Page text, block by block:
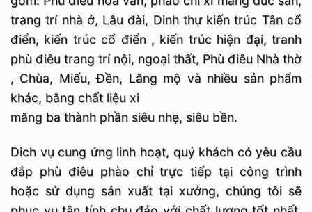
trang trí nhà ở, Lâu đài, Dinh thự kiến trúc Tân cổ
điển, kiến trúc cổ điển , kiến trúc hiện đại, tranh
phù điêu trang trí nội, ngoại thất, Phù điêu Nhà thờ
, Chùa, Miếu, Đền, Lăng mộ và nhiều sản phẩm
khác, bằng chất liệu xi
măng ba thành phần siêu nhẹ, siêu bền.
Dich vụ cung ứng linh hoạt, quý khách có yêu cầu
đắp phù điêu phào chỉ trực tiếp tại công trình
hoặc sử dụng sản xuất tại xưởng, chúng tôi sẽ